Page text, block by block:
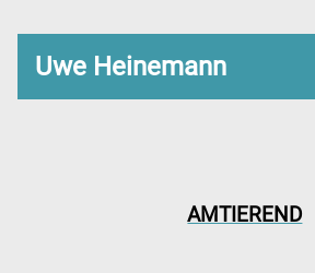
AMTIEREND
Uwe Heinemann